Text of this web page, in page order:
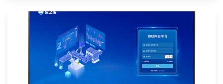
洗，过滤，处理和存储及共享。